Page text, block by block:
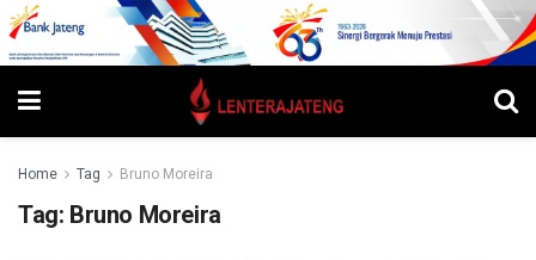
Home Tag Bruno Moreira
Tag: Bruno Moreira